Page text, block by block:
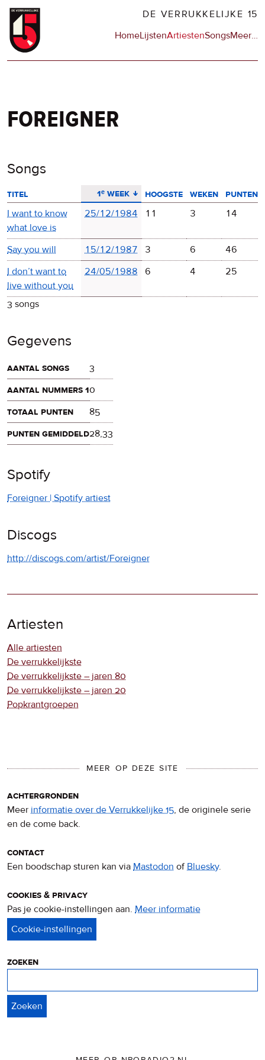
Overslaan
naar
DE VERRUKKELIJKE 15
Hoofdnavigatie
HomeLijstenArtiestenSongsMeerop
…
foreigner
Songs
titel 1ᵉ week
aflopend sorteren hoogste weken
punten
I want to know
what love is
25/12/1984 11 3 14
Say you will 15/12/1987 3 6
46
I don’t want to
live without you
24/05/1988 6 4 25
3 songs
Gegevens
aantal songs
3
aantal nummers 10
totaal punten
85
punten gemiddeld28,33
Spotify
Foreigner | Spotify artiest
Discogs
http://discogs.com/artist/Foreigner
Artiesten
Alle artiesten
De verrukkelijkste
De verrukkelijkste – jaren 80
De verrukkelijkste – jaren 20
Popkrantgroepen
MEER OP DEZE SITE
achtergronden
Meer informatie over de Verrukkelijke 15, de originele serie
en de come back.
contact
Een boodschap sturen kan via Mastodon ofBluesky.
cookies & privacy
Pas je cookie-instellingen aan. Meer informatie
zoeken